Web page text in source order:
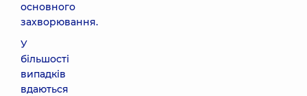
основного
захворювання.
У
більшості
випадків
вдаються